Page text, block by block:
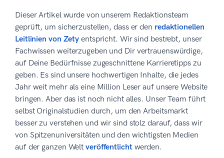
Dieser Artikel wurde von unserem Redaktionsteam
geprüft, um sicherzustellen, dass er den redaktionellen
Leitlinien von Zety entspricht. Wir sind bestrebt, unser
Fachwissen weiterzugeben und Dir vertrauenswürdige,
auf Deine Bedürfnisse zugeschnittene Karrieretipps zu
geben. Es sind unsere hochwertigen Inhalte, die jedes
Jahr weit mehr als eine Million Leser auf unsere Website
bringen. Aber das ist noch nicht alles. Unser Team führt
selbst Originalstudien durch, um den Arbeitsmarkt
besser zu verstehen und wir sind stolz darauf, dass wir
von Spitzenuniversitäten und den wichtigsten Medien
auf der ganzen Welt veröffentlichtwerden.